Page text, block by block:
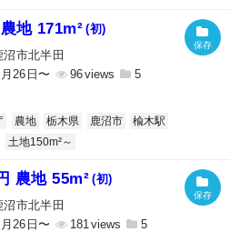
地 171m² (初)
市北半田
26日〜
96 5
農地 栃木県 鹿沼市
楡木駅
土地150m²～
農地 55m² (初)
市北半田
26日〜
181 5